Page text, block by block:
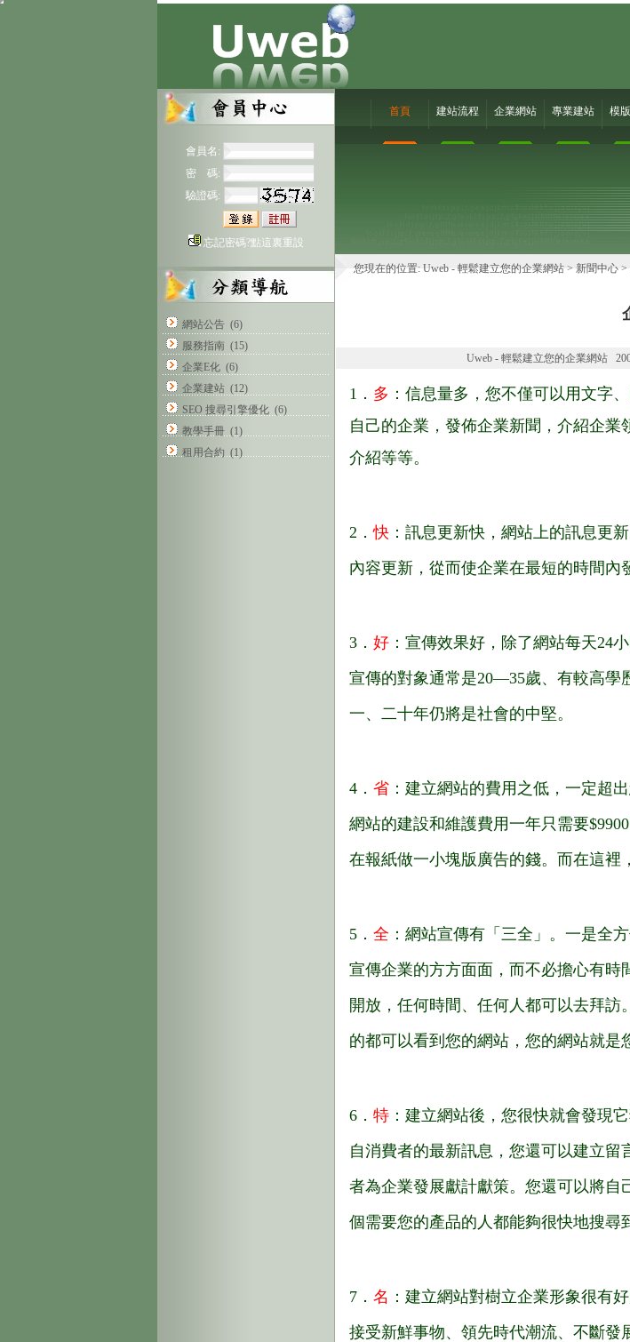
會員名:
密 碼:
驗證碼:
忘記密碼?點這裏重設
網站公告 (6)
服務指南 (15)
企業E化 (6)
企業建站 (12)
SEO 搜尋引擎優化 (6)
教學手冊 (1)
租用合約 (1)
首頁 建站流程 企業網站 專業建站 模
您現在的位置: Uweb - 輕鬆建立您的企業網站 > 新聞中心 >
Uweb - 輕鬆建立您的企業網站
1． 多 ：信息量多，您不僅可以用文字
自己的企業，發佈企業新聞，介紹企
介紹等等。
2．快 ：訊息更新快，網站上的訊息更
內容更新，從而使企業在最短的時間內
3． 好 ：宣傳效果好，除了網站每天24
宣傳的對象通常是20—35歲、有較高學
一、二十年仍將是社會的中堅。
4． 省 ：建立網站的費用之低，一定超
網站的建設和維護費用一年只需要
在報紙做一小塊版廣告的錢。而在這裡
5． 全 ：網站宣傳有「三全」。一是全
宣傳企業的方方面面，而不必擔心有時
開放，任何時間、任何人都可以去拜
的都可以看到您的網站，您的網站就是
6． 特 ：建立網站後，您很快就會發現
自消費者的最新訊息，您還可以建立
者為企業發展獻計獻策。您還可以將
個需要您的產品的人都能夠很快地搜尋
7． 名 ：建立網站對樹立企業形象很有
接受新鮮事物、領先時代潮流、不斷發